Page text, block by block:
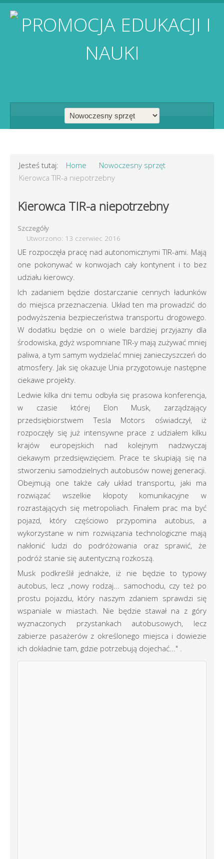
Jesteś tutaj: Home
Nowoczesny sprzęt
Kierowca TIR-a niepotrzebny
Kierowca TIR-a niepotrzebny
Szczegóły
Utworzono: 13 czerwiec 2016
UE rozpoczęła pracę nad autonomicznymi TIR-ami. Mają
one pokonywać w konwojach cały kontynent i to bez
udziału kierowcy.
Ich zadaniem będzie dostarczanie cennych ładunków
do miejsca przeznaczenia. Układ ten ma prowadzić do
podwyższenia bezpieczeństwa transportu drogowego.
W dodatku będzie on o wiele bardziej przyjazny dla
środowiska, gdyż wspomniane TIR-y mają zużywać mniej
paliwa, a tym samym wydzielać mniej zanieczyszczeń do
atmosfery. Jak się okazuje Unia przygotowuje następne
ciekawe projekty.
Ledwie kilka dni temu odbyła się prasowa konferencja,
w czasie której Elon Musk, zarządzający
przedsiębiorstwem Tesla Motors oświadczył, iż
rozpoczęły się już intensywne prace z udziałem kilku
krajów europejskich nad kolejnym nadzwyczaj
ciekawym przedsięwzięciem. Prace te skupiają się na
stworzeniu samodzielnych autobusów nowej generacji.
Obejmują one także cały układ transportu, jaki ma
rozwiązać wszelkie kłopoty komunikacyjne w
rozrastających się metropoliach. Finałem prac ma być
pojazd, który częściowo przypomina autobus, a
wykorzystane w nim rozwiązania technologiczne mają
nakłonić ludzi do podróżowania oraz sprawić, że
podróż stanie się autentyczną rozkoszą.
Musk podkreślił jednakże, iż nie będzie to typowy
autobus, lecz „nowy rodzaj... samochodu, czy też po
prostu pojazdu, który naszym zdaniem sprawdzi się
wspaniale w miastach. Nie będzie stawał na z góry
wyznaczonych przystankach autobusowych, lecz
zabierze pasażerów z określonego miejsca i dowiezie
ich dokładnie tam, gdzie potrzebują dojechać..." .